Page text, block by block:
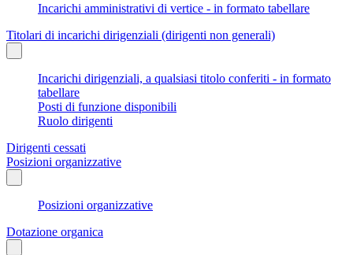
Incarichi amministrativi di vertice - in formato tabellare
Titolari di incarichi dirigenziali (dirigenti non generali)
Incarichi dirigenziali, a qualsiasi titolo conferiti - in formato
tabellare
Posti di funzione disponibili
Ruolo dirigenti
Dirigenti cessati
Posizioni organizzative
Posizioni organizzative
Dotazione organica